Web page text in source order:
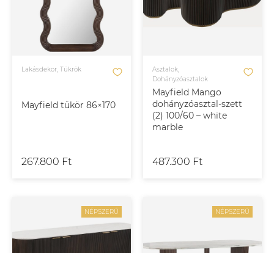
Mayfield tükör 86×170
Lakásdekor, Tükrök
267.800 Ft
Mayfield Mango
dohányzóasztal-szett
(2) 100/60 – white
marble
Asztalok,
Dohányzóasztalok
487.300 Ft
NÉPSZERŰ NÉPSZERŰ